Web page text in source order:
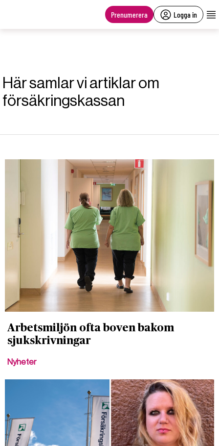
Prenumerera Logga in
Här samlar vi artiklar om
försäkringskassan
Arbetsmiljön ofta boven bakom
sjukskrivningar
Nyheter